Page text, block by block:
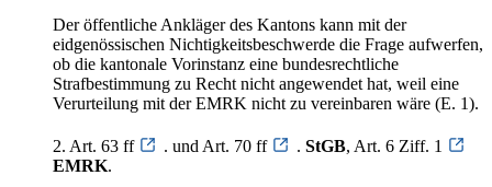
Der öffentliche Ankläger des Kantons kann mit der
eidgenössischen Nichtigkeitsbeschwerde die Frage aufwerfen,
ob die kantonale Vorinstanz eine bundesrechtliche
Strafbestimmung zu Recht nicht angewendet hat, weil eine
Verurteilung mit der EMRK nicht zu vereinbaren wäre (E. 1).
2. Art. 63 ff . und Art. 70 ff . StGB, Art. 6 Ziff. 1
EMRK.